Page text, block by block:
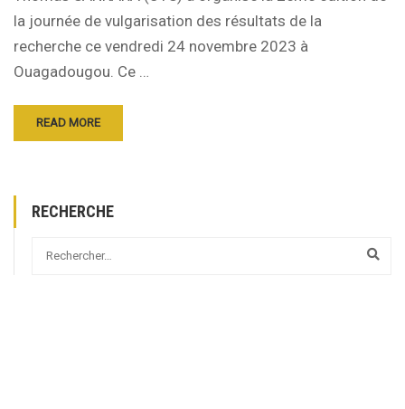
la journée de vulgarisation des résultats de la
recherche ce vendredi 24 novembre 2023 à
Ouagadougou. Ce …
READ MORE
RECHERCHE